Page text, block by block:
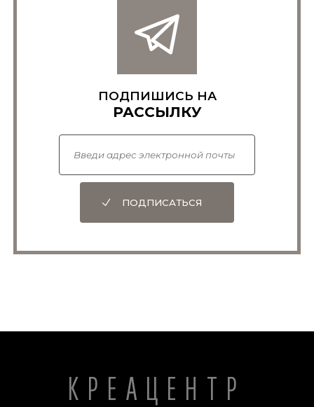
ПОДПИШИСЬ НА
РАССЫЛКУ
ПОДПИСАТЬСЯ
КРЕАЦЕНТР